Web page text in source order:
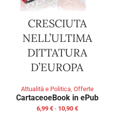
CRESCIUTA
NELL’ULTIMA
DITTATURA
D’EUROPA
Attualità e Politica, Offerte
CartaceoeBook in ePub
6,99 € - 10,90 €